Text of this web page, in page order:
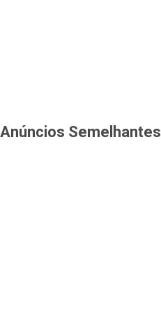
Anúncios Semelhantes